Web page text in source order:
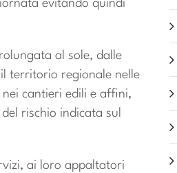
evitando quindi
al sole, dalle
territorio regionale nelle
cantieri edili e affini,
rischio indicata sul
ai loro appaltatori